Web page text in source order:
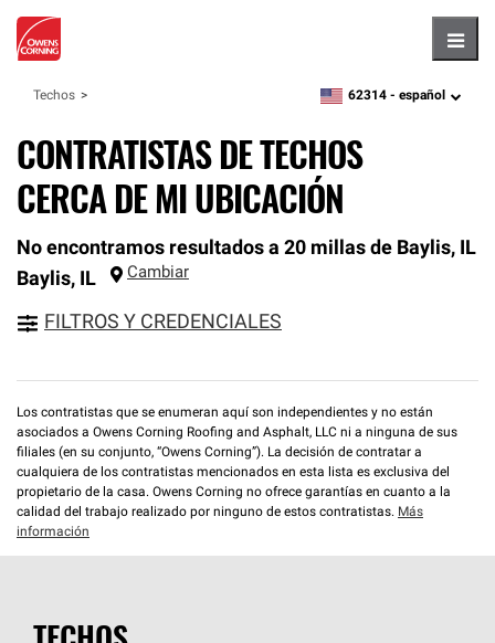
Techos zipcode,language
62314 - español
CONTRATISTAS DE TECHOS
CERCA DE MI UBICACIÓN
No encontramos resultados a 20 millas de Baylis, IL
Baylis, IL Cambiar
FILTROS Y CREDENCIALES
Los contratistas que se enumeran aquí son independientes y no están
asociados a Owens Corning Roofing and Asphalt, LLC ni a ninguna de sus
filiales (en su conjunto, “Owens Corning”). La decisión de contratar a
cualquiera de los contratistas mencionados en esta lista es exclusiva del
propietario de la casa. Owens Corning no ofrece garantías en cuanto a la
calidad del trabajo realizado por ninguno de estos contratistas. Más
información